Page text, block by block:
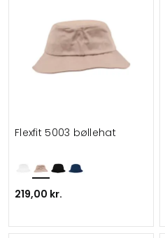
Flexfit 5003 bøllehat
219,00 kr.